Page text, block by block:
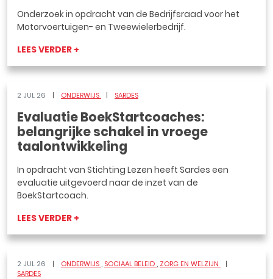
Onderzoek in opdracht van de Bedrijfsraad voor het
Motorvoertuigen- en Tweewielerbedrijf.
LEES VERDER +
2 JUL 26 ONDERWIJS SARDES
Evaluatie BoekStartcoaches:
belangrijke schakel in vroege
taalontwikkeling
In opdracht van Stichting Lezen heeft Sardes een
evaluatie uitgevoerd naar de inzet van de
BoekStartcoach.
LEES VERDER +
2 JUL 26 ONDERWIJS SOCIAAL BELEID ZORG EN WELZIJN
SARDES